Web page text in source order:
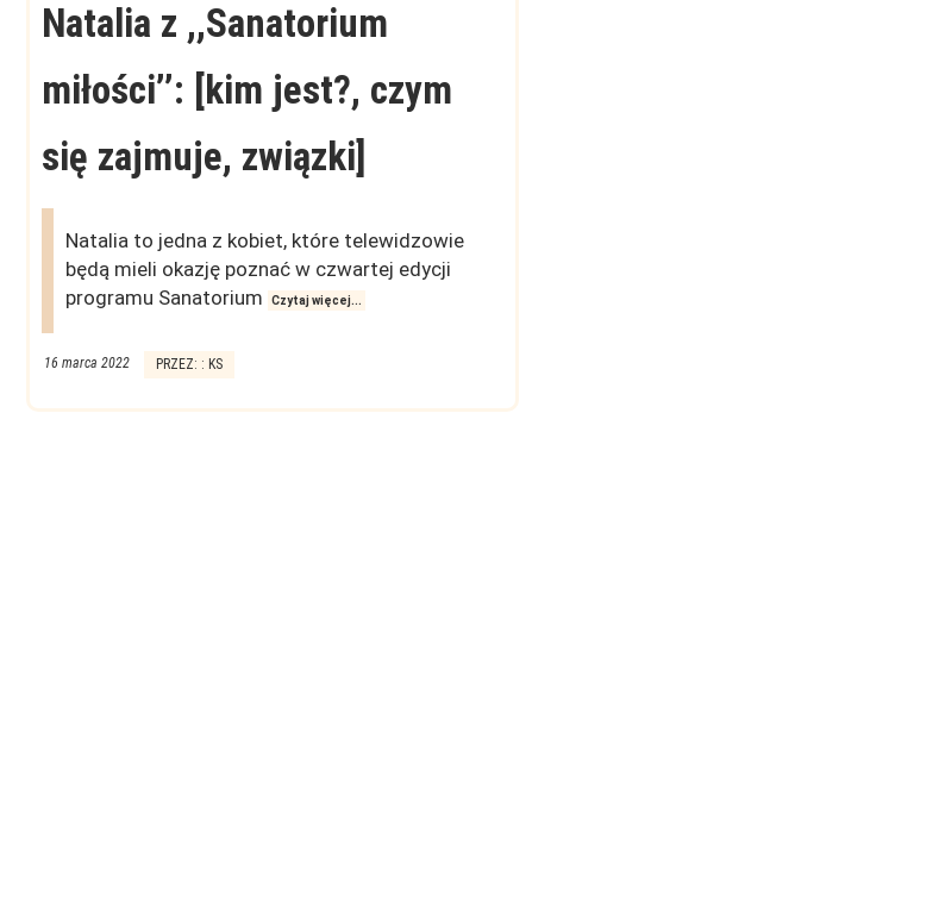
Natalia z ,,Sanatorium
miłości’’: [kim jest?, czym
się zajmuje, związki]
Natalia to jedna z kobiet, które telewidzowie
będą mieli okazję poznać w czwartej edycji
programu Sanatorium
Czytaj więcej...
16 marca 2022 PRZEZ: : KS